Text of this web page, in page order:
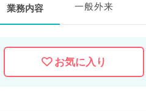
業務内容 一般外来
お気に入り